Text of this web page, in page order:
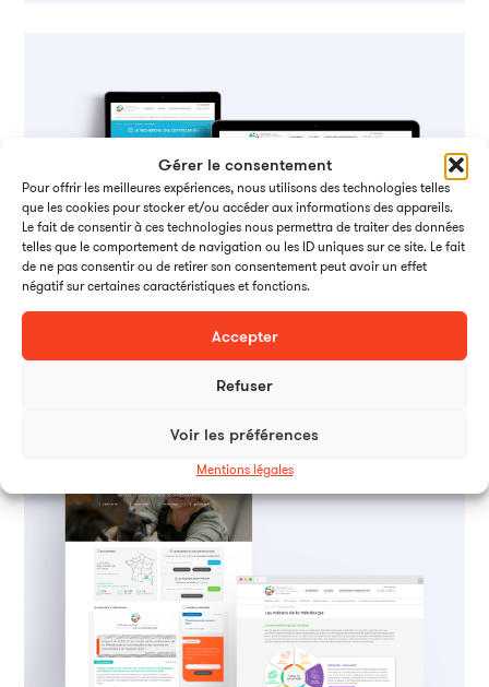
Gérer le consentement
Pour offrir les meilleures expériences, nous utilisons des technologies telles
que les cookies pour stocker et/ou accéder aux informations des appareils.
Le fait de consentir à ces technologies nous permettra de traiter des données
telles que le comportement de navigation ou les ID uniques sur ce site. Le fait
de ne pas consentir ou de retirer son consentement peut avoir un effet
négatif sur certaines caractéristiques et fonctions.
Accepter
Refuser
Voir les préférences
Mentions légales